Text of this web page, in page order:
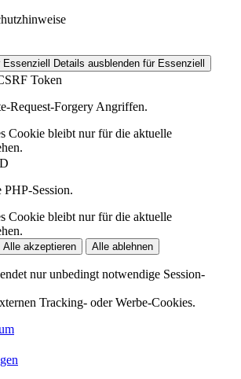
Essenziell Details ausblenden für Essenziell
Token
Request-Forgery Angriffen.
Cookie bleibt nur für die aktuelle
PHP-Session.
Cookie bleibt nur für die aktuelle
Alle akzeptieren Alle ablehnen
nur unbedingt notwendige Session-
Tracking- oder Werbe-Cookies.